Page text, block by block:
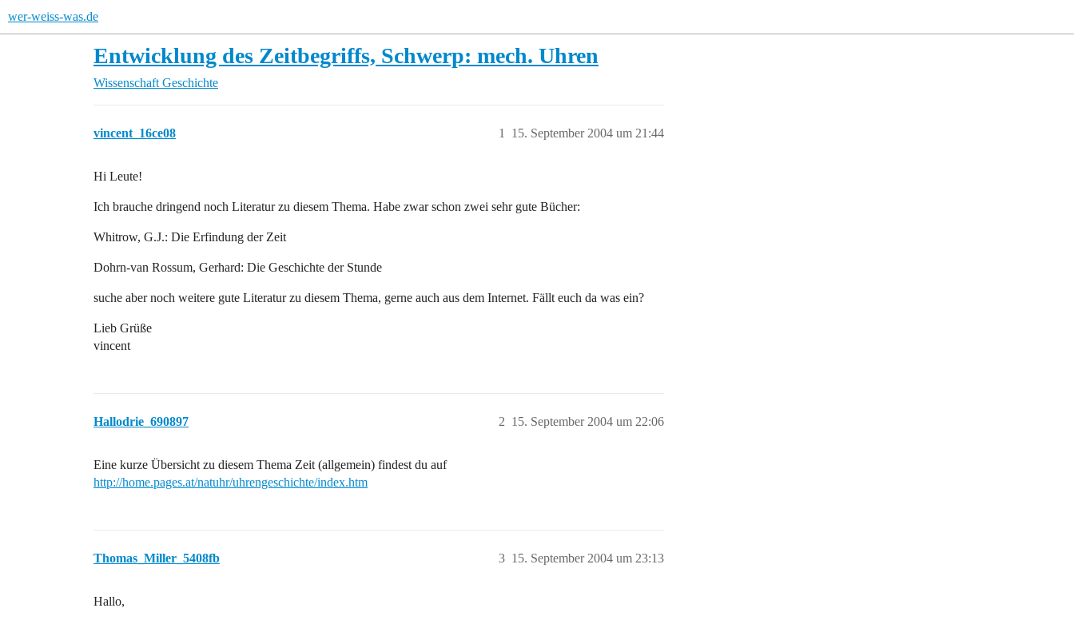
wer-weiss-was.de
Entwicklung des Zeitbegriffs, Schwerp: mech. Uhren
Wissenschaft Geschichte
vincent_16ce08 15. September 2004 um 21:44
1
Hi Leute!
Ich brauche dringend noch Literatur zu diesem Thema. Habe zwar schon zwei sehr gute Bücher:
Whitrow, G.J.: Die Erfindung der Zeit
Dohrn-van Rossum, Gerhard: Die Geschichte der Stunde
suche aber noch weitere gute Literatur zu diesem Thema, gerne auch aus dem Internet. Fällt euch da was ein?
Lieb Grüße
vincent
Hallodrie_690897 15. September 2004 um 22:06
2
Eine kurze Übersicht zu diesem Thema Zeit (allgemein) findest du auf
http://home.pages.at/natuhr/uhrengeschichte/index.htm
Thomas_Miller_5408fb 15. September 2004 um 23:13
3
Hallo,